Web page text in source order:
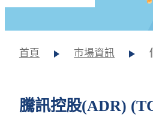
首頁 市場資訊
騰訊控股(ADR)